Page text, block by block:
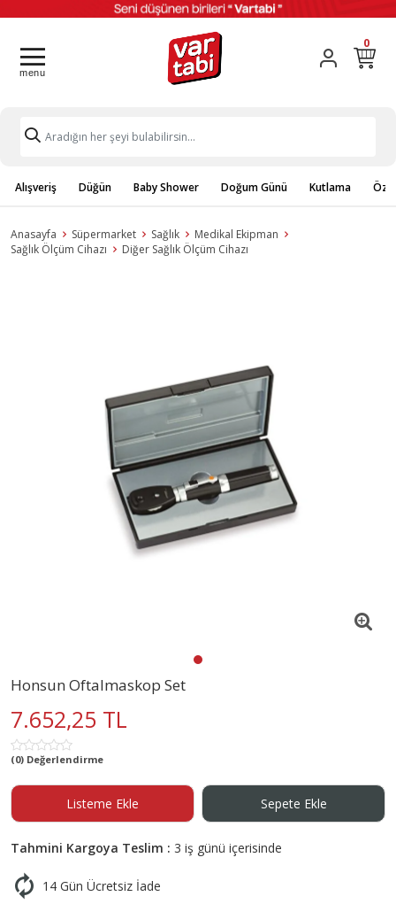
0
Alışveriş Düğün Baby Shower Doğum Günü Kutlama
Anasayfa Süpermarket Sağlık
Medikal Ekipman
Sağlık Ölçüm Cihazı
Diğer Sağlık Ölçüm Cihazı
Honsun Oftalmaskop Set
7.652,25 TL
(0) Değerlendirme
Listeme Ekle Sepete Ekle
Tahmini Kargoya Teslim : 3 iş günü içerisinde
14 Gün Ücretsiz İade